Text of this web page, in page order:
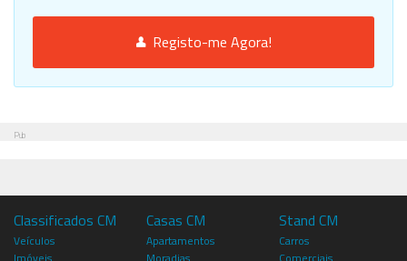
Registo-me Agora!
Pub
Classificados CM
Veículos
Casas CM
Apartamentos
Stand CM
Carros